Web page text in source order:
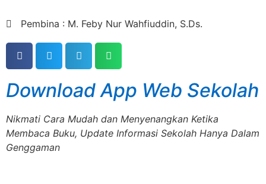
Pembina : M. Feby Nur Wahfiuddin, S.Ds.
Download App Web Sekolah
Nikmati Cara Mudah dan Menyenangkan Ketika
Membaca Buku, Update Informasi Sekolah Hanya Dalam
Genggaman